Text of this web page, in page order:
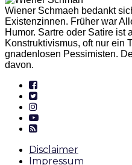
Wiener Schmaeh bedankt
Existenzinnen. Früher war
Humor. Sartre oder Satire ist
Konstruktivismus, oft nur ein
gnadenlosen Pessimisten.
davon.
Disclaimer
Impressum